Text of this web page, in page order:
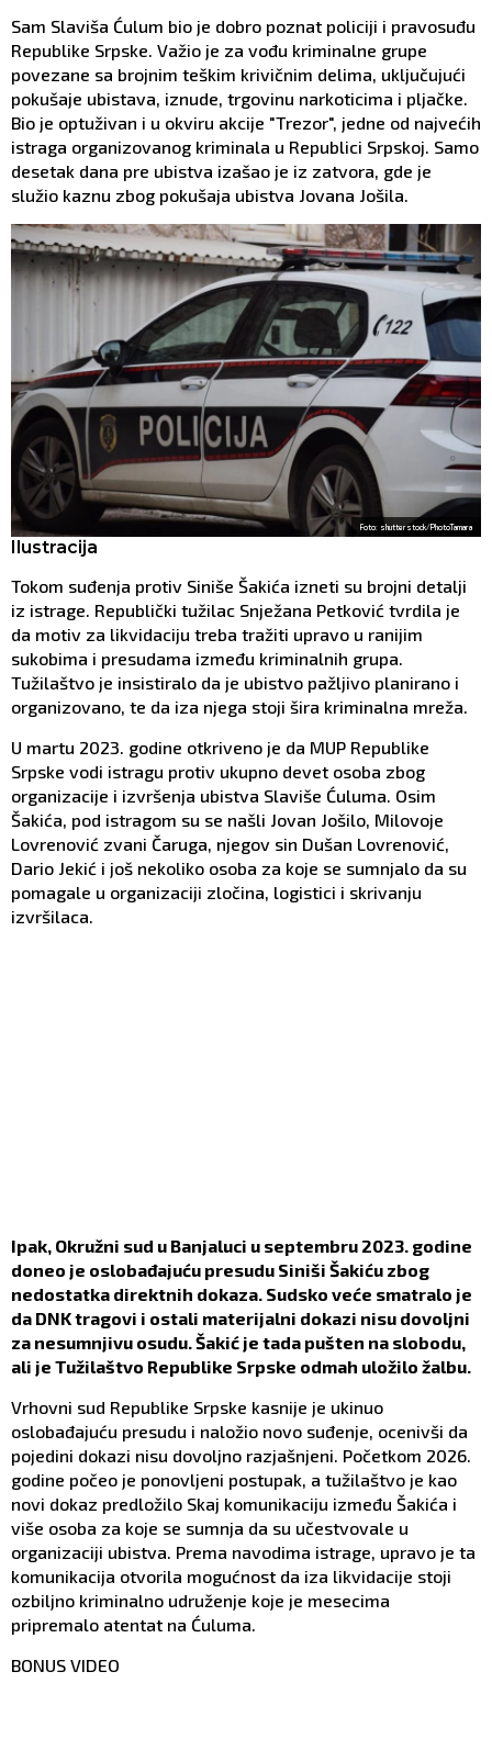
Sam Slaviša Ćulum bio je dobro poznat policiji i pravosuđu
Republike Srpske. Važio je za vođu kriminalne grupe
povezane sa brojnim teškim krivičnim delima, uključujući
pokušaje ubistava, iznude, trgovinu narkoticima i pljačke.
Bio je optuživan i u okviru akcije "Trezor", jedne od najvećih
istraga organizovanog kriminala u Republici Srpskoj. Samo
desetak dana pre ubistva izašao je iz zatvora, gde je
služio kaznu zbog pokušaja ubistva Jovana Jošila.
Foto: shutterstock/PhotoTamara
Ilustracija
Tokom suđenja protiv Siniše Šakića izneti su brojni detalji
iz istrage. Republički tužilac Snježana Petković tvrdila je
da motiv za likvidaciju treba tražiti upravo u ranijim
sukobima i presudama između kriminalnih grupa.
Tužilaštvo je insistiralo da je ubistvo pažljivo planirano i
organizovano, te da iza njega stoji šira kriminalna mreža.
U martu 2023. godine otkriveno je da MUP Republike
Srpske vodi istragu protiv ukupno devet osoba zbog
organizacije i izvršenja ubistva Slaviše Ćuluma. Osim
Šakića, pod istragom su se našli Jovan Jošilo, Milovoje
Lovrenović zvani Čaruga, njegov sin Dušan Lovrenović,
Dario Jekić i još nekoliko osoba za koje se sumnjalo da su
pomagale u organizaciji zločina, logistici i skrivanju
izvršilaca.
Ipak, Okružni sud u Banjaluci u septembru 2023. godine
doneo je oslobađajuću presudu Siniši Šakiću zbog
nedostatka direktnih dokaza. Sudsko veće smatralo je
da DNK tragovi i ostali materijalni dokazi nisu dovoljni
za nesumnjivu osudu. Šakić je tada pušten na slobodu,
ali je Tužilaštvo Republike Srpske odmah uložilo žalbu.
Vrhovni sud Republike Srpske kasnije je ukinuo
oslobađajuću presudu i naložio novo suđenje, ocenivši da
pojedini dokazi nisu dovoljno razjašnjeni. Početkom 2026.
godine počeo je ponovljeni postupak, a tužilaštvo je kao
novi dokaz predložilo Skaj komunikaciju između Šakića i
više osoba za koje se sumnja da su učestvovale u
organizaciji ubistva. Prema navodima istrage, upravo je ta
komunikacija otvorila mogućnost da iza likvidacije stoji
ozbiljno kriminalno udruženje koje je mesecima
pripremalo atentat na Ćuluma.
BONUS VIDEO